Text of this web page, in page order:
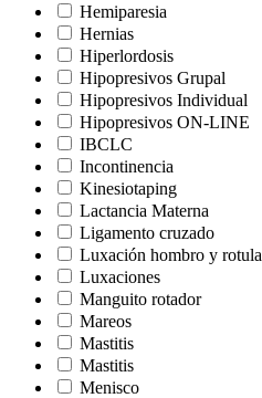
Hemiparesia
Hernias
Hiperlordosis
Hipopresivos Grupal
Hipopresivos Individual
Hipopresivos ON-LINE
IBCLC
Incontinencia
Kinesiotaping
Lactancia Materna
Ligamento cruzado
Luxación hombro y rotula
Luxaciones
Manguito rotador
Mareos
Mastitis
Mastitis
Menisco